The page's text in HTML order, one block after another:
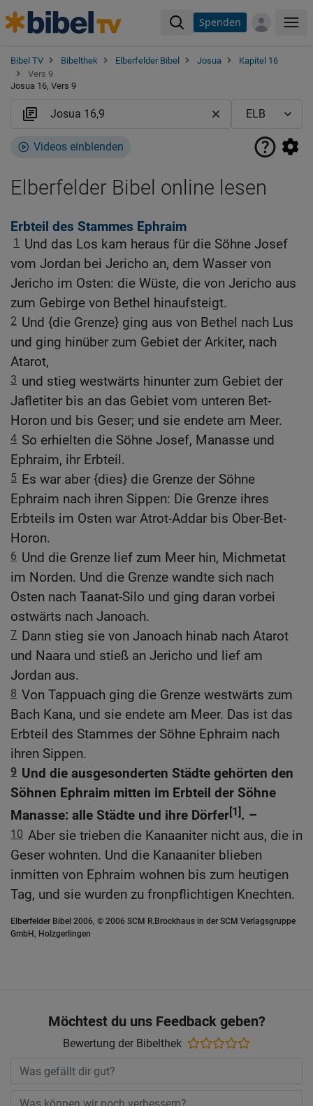
Spenden
Bibel TV Bibelthek Elberfelder Bibel Josua
Kapitel 16
Vers 9
Josua 16, Vers 9
Videos einblenden
Elberfelder Bibel online lesen
Erbteil des Stammes Ephraim
1
Und das Los kam heraus für die Söhne Josef
vom Jordan bei Jericho an, dem Wasser von
Jericho im Osten: die Wüste, die von Jericho aus
zum Gebirge von Bethel hinaufsteigt.
2 Und {die Grenze} ging aus von Bethel nach Lus
und ging hinüber zum Gebiet der Arkiter, nach
Atarot,
3 und stieg westwärts hinunter zum Gebiet der
Jafletiter bis an das Gebiet vom unteren Bet-
Horon und bis Geser; und sie endete am Meer.
4 So erhielten die Söhne Josef, Manasse und
Ephraim, ihr Erbteil.
5 Es war aber {dies} die Grenze der Söhne
Ephraim nach ihren Sippen: Die Grenze ihres
Erbteils im Osten war Atrot-Addar bis Ober-Bet-
Horon.
6 Und die Grenze lief zum Meer hin, Michmetat
im Norden. Und die Grenze wandte sich nach
Osten nach Taanat-Silo und ging daran vorbei
ostwärts nach Janoach.
7 Dann stieg sie von Janoach hinab nach Atarot
und Naara und stieß an Jericho und lief am
Jordan aus.
8 Von Tappuach ging die Grenze westwärts zum
Bach Kana, und sie endete am Meer. Das ist das
Erbteil des Stammes der Söhne Ephraim nach
ihren Sippen.
9 Und die ausgesonderten Städte gehörten den
Söhnen Ephraim mitten im Erbteil der Söhne
Manasse: alle Städte und ihre Dörfer[1]. –
10 Aber sie trieben die Kanaaniter nicht aus, die in
Geser wohnten. Und die Kanaaniter blieben
inmitten von Ephraim wohnen bis zum heutigen
Tag, und sie wurden zu fronpflichtigen Knechten.
Elberfelder Bibel 2006, © 2006 SCM R.Brockhaus in der SCM Verlagsgruppe
GmbH, Holzgerlingen
Möchtest du uns Feedback geben?
Bewertung der Bibelthek